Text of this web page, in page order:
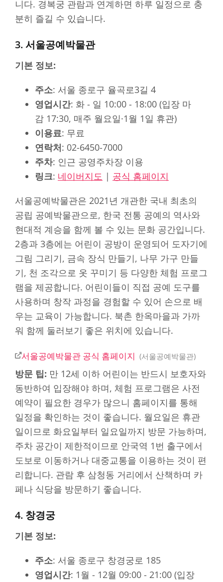
니다. 경복궁 관람과 연계하면 하루 일정으로 충
분히 즐길 수 있습니다.
3. 서울공예박물관
기본 정보:
주소: 서울 종로구 율곡로3길 4
영업시간: 화 - 일 10:00 - 18:00 (입장 마
감 17:30, 매주 월요일·1월 1일 휴관)
이용료: 무료
연락처: 02-6450-7000
주차: 인근 공영주차장 이용
링크: 네이버지도 | 공식 홈페이지
서울공예박물관은 2021년 개관한 국내 최초의
공립 공예박물관으로, 한국 전통 공예의 역사와
현대적 계승을 함께 볼 수 있는 문화 공간입니다.
2층과 3층에는 어린이 공방이 운영되어 도자기에
그림 그리기, 금속 장식 만들기, 나무 가구 만들
기, 천 조각으로 옷 꾸미기 등 다양한 체험 프로그
램을 제공합니다. 어린이들이 직접 공예 도구를
사용하며 창작 과정을 경험할 수 있어 손으로 배
우는 교육이 가능합니다. 북촌 한옥마을과 가까
워 함께 둘러보기 좋은 위치에 있습니다.
서울공예박물관 공식 홈페이지 서울공예박물관
방문 팁: 만 12세 이하 어린이는 반드시 보호자와
동반하여 입장해야 하며, 체험 프로그램은 사전
예약이 필요한 경우가 많으니 홈페이지를 통해
일정을 확인하는 것이 좋습니다. 월요일은 휴관
일이므로 화요일부터 일요일까지 방문 가능하며,
주차 공간이 제한적이므로 안국역 1번 출구에서
도보로 이동하거나 대중교통을 이용하는 것이 편
리합니다. 관람 후 삼청동 거리에서 산책하며 카
페나 식당을 방문하기 좋습니다.
4. 창경궁
기본 정보:
주소: 서울 종로구 창경궁로 185
영업시간: 1월 - 12월 09:00 - 21:00 (입장